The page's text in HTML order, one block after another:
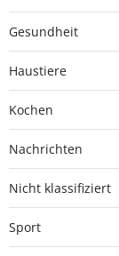
Gesundheit
Haustiere
Kochen
Nachrichten
Nicht klassifiziert
Sport